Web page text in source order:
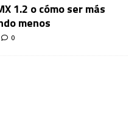
1.2 o cómo ser más
menos
0